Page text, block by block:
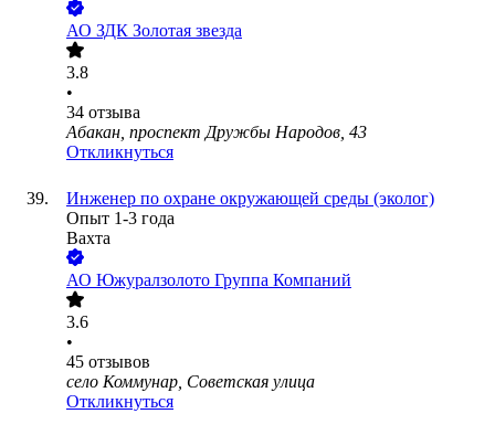
АО ЗДК Золотая звезда
3.8
•
34 отзыва
Абакан, проспект Дружбы Народов, 43
Откликнуться
Инженер по охране окружающей среды (эколог)
Опыт 1-3 года
Вахта
АО Южуралзолото Группа Компаний
3.6
•
45 отзывов
село Коммунар, Советская улица
Откликнуться